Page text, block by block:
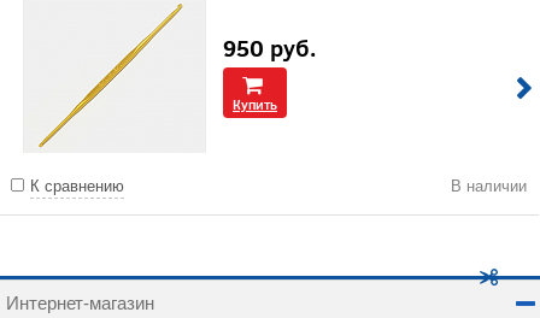
950 руб.
Купить
К сравнению В наличии
Интернет-магазин